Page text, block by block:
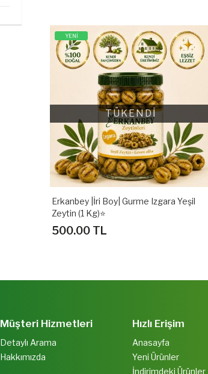
YENİ
TÜKENDİ
Erkanbey |İri Boy| Gurme Izgara Yeşil
Zeytin (1 Kg)⭐
500.00 TL
Müşteri Hizmetleri
Detaylı Arama
Hakkımızda
Hızlı Erişim
Anasayfa
Yeni Ürünler
İndirimdeki Ürünler